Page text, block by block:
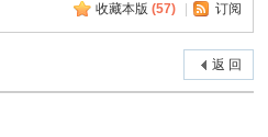
收藏本版 (57) 订阅
返 回